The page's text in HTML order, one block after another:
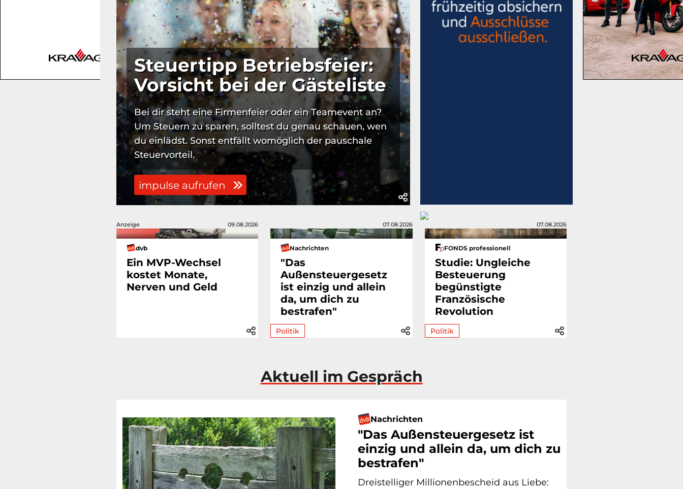
Steuertipp Betriebsfeier:
Vorsicht bei der Gästeliste
Bei dir steht eine Firmenfeier oder ein Teamevent an?
Um Steuern zu sparen, solltest du genau schauen, wen
du einlädst. Sonst entfällt womöglich der pauschale
Steuervorteil.
impulse aufrufen
Anzeige 09.08.2026
dvb
Ein MVP-Wechsel
kostet Monate,
Nerven und Geld
07.08.2026
Nachrichten
"Das
Außensteuergesetz
ist einzig und allein
da, um dich zu
bestrafen"
Politik
07.08.2026
FONDS professionell
Studie: Ungleiche
Besteuerung
begünstigte
Französische
Revolution
Politik
Aktuell im Gespräch
Nachrichten
"Das Außensteuergesetz ist
einzig und allein da, um dich zu
bestrafen"
Dreistelliger Millionenbescheid aus Liebe: